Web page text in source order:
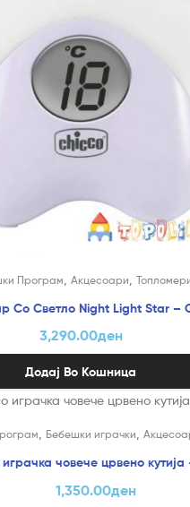
Програм Акцесоари
Со Светло Night Light Star –
3,290.00ден
Додај Во Кошница
, Бебешки играчки,
човече црвено
1,350.00ден